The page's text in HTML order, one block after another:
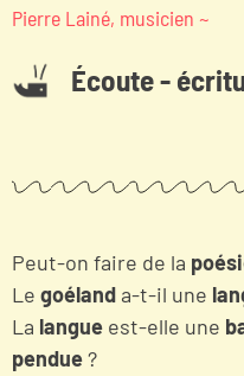
Pierre Lainé, musicien ~
Écoute -
Peut-on faire de la
Le goéland a-t-il une
La langue est-elle une
pendue?